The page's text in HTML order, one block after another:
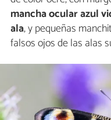
mancha ocular azul
ala, y pequeñas
falsos ojos de las alas